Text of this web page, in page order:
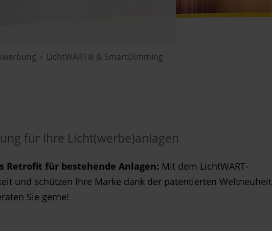
LichtWART® & SmartDimming
für Ihre Licht(werbe)anlagen
Retrofit für bestehende Anlagen: Mit dem LichtWART-
und schützen Ihre Marke dank der patentierten Weltneuheit
Sie gerne!